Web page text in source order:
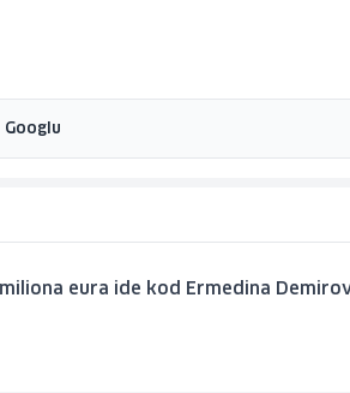
eura ide kod Ermedina